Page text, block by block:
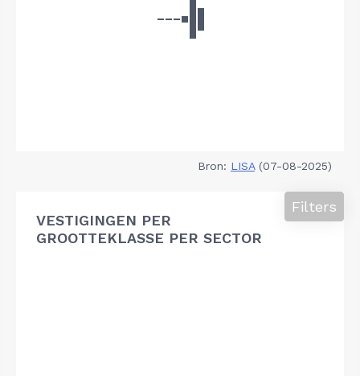
Bron: LISA(07-08-2025)
VESTIGINGEN PER
GROOTTEKLASSE PER SECTOR
Filters